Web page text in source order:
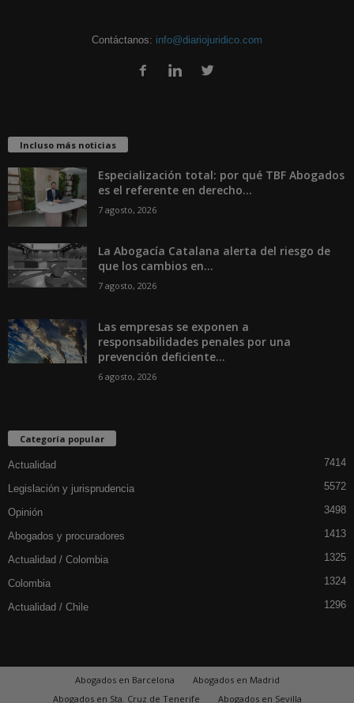
Contáctanos: info@diariojuridico.com
Incluso más noticias
Especialización total: por qué TBF Abogados
es el referente en derecho...
7 agosto, 2026
La Abogacía Catalana alerta del riesgo de
que los cambios en...
7 agosto, 2026
Las empresas se exponen a
responsabilidades penales por una
prevención deficiente...
6 agosto, 2026
Categoría popular
Actualidad 7414
Legislación y jurisprudencia 5572
Opinión 3498
Abogados y procuradores 1413
Actualidad / Colombia 1325
Colombia 1324
Actualidad / Chile 1296
Abogados en Barcelona
Abogados en Madrid
Abogados en Sta. Cruz de Tenerife
Abogados en Sevilla